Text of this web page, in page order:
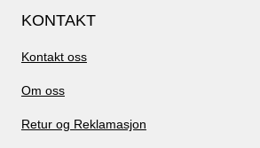
KONTAKT
Kontakt oss
Om oss
Retur og Reklamasjon